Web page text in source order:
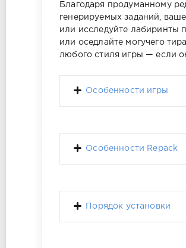
Благодаря продуманному
генерируемых заданий,
или исследуйте лабиринты
или оседлайте могучего
любого стиля игры — если
Особенности игры
Особенности Repack
Порядок установки